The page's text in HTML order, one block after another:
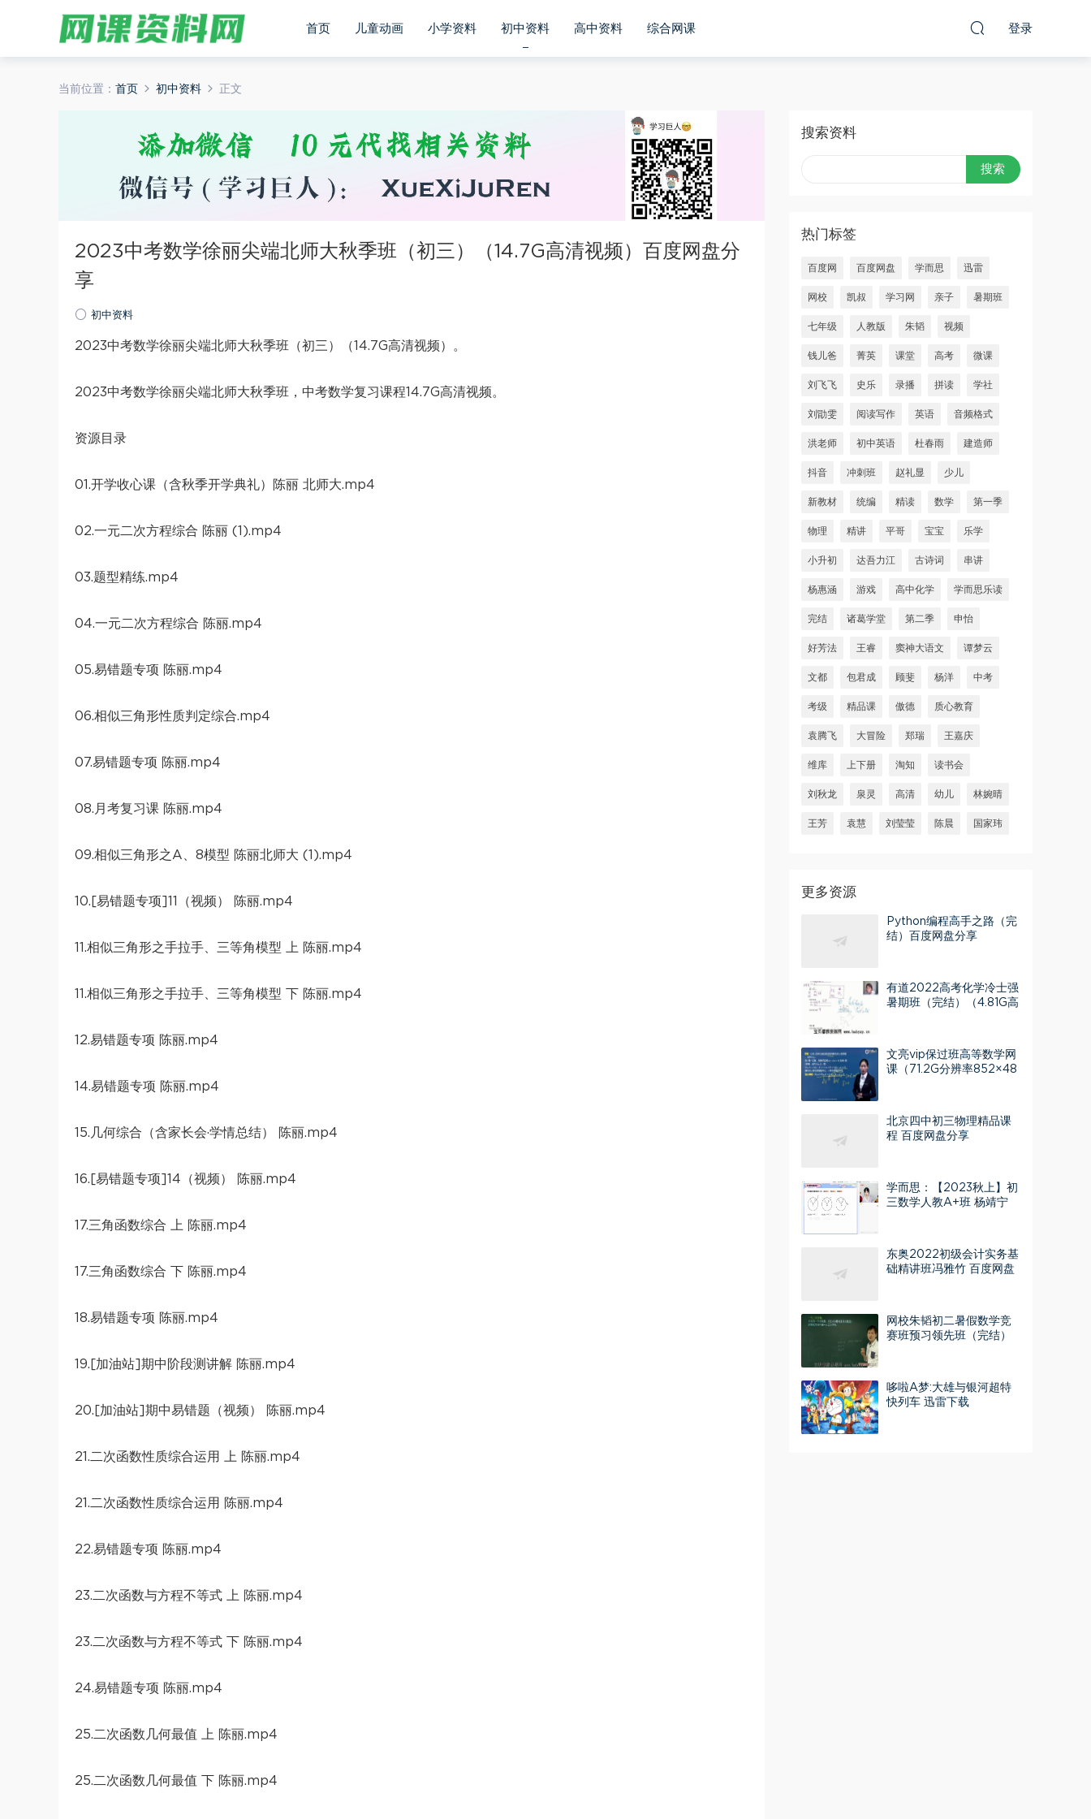
首页 儿童动画 小学资料 初中资料 高中资料 综合网课 登录
当前位置： 首页 初中资料 正文
2023中考数学徐丽尖端北师大秋季班（初三）（14.7G高清视频）百度网盘分
享
初中资料
2023中考数学徐丽尖端北师大秋季班（初三）（14.7G高清视频）。
2023中考数学徐丽尖端北师大秋季班，中考数学复习课程14.7G高清视频。
资源目录
01.开学收心课（含秋季开学典礼）陈丽 北师大.mp4
02.一元二次方程综合 陈丽 (1).mp4
03.题型精练.mp4
04.一元二次方程综合 陈丽.mp4
05.易错题专项 陈丽.mp4
06.相似三角形性质判定综合.mp4
07.易错题专项 陈丽.mp4
08.月考复习课 陈丽.mp4
09.相似三角形之A、8模型 陈丽北师大 (1).mp4
10.[易错题专项]11（视频） 陈丽.mp4
11.相似三角形之手拉手、三等角模型 上 陈丽.mp4
11.相似三角形之手拉手、三等角模型 下 陈丽.mp4
12.易错题专项 陈丽.mp4
14.易错题专项 陈丽.mp4
15.几何综合（含家长会·学情总结） 陈丽.mp4
16.[易错题专项]14（视频） 陈丽.mp4
17.三角函数综合 上 陈丽.mp4
17.三角函数综合 下 陈丽.mp4
18.易错题专项 陈丽.mp4
19.[加油站]期中阶段测讲解 陈丽.mp4
20.[加油站]期中易错题（视频） 陈丽.mp4
21.二次函数性质综合运用 上 陈丽.mp4
21.二次函数性质综合运用 陈丽.mp4
22.易错题专项 陈丽.mp4
23.二次函数与方程不等式 上 陈丽.mp4
23.二次函数与方程不等式 下 陈丽.mp4
24.易错题专项 陈丽.mp4
25.二次函数几何最值 上 陈丽.mp4
25.二次函数几何最值 下 陈丽.mp4
搜索资料
热门标签
百度网 百度网盘 学而思 迅雷
网校 凯叔 学习网 亲子 暑期班
七年级 人教版 朱韬 视频
钱儿爸 菁英 课堂 高考 微课
刘飞飞 史乐 录播 拼读 学社
刘勖雯 阅读写作 英语 音频格式
洪老师 初中英语 杜春雨 建造师
抖音 冲刺班 赵礼显 少儿
新教材 统编 精读 数学 第一季
物理 精讲 平哥 宝宝 乐学
小升初 达吾力江 古诗词 串讲
杨惠涵 游戏 高中化学 学而思乐读
完结 诸葛学堂 第二季 申怡
好芳法 王睿 窦神大语文 谭梦云
文都 包君成 顾斐 杨洋 中考
考级 精品课 傲德 质心教育
袁腾飞 大冒险 郑瑞 王嘉庆
维库 上下册 淘知 读书会
刘秋龙 泉灵 高清 幼儿 林婉晴
王芳 袁慧 刘莹莹 陈晨 国家玮
更多资源
Python编程高手之路（完
结）百度网盘分享
有道2022高考化学冷士强
暑期班（完结）（4.81G高
文亮vip保过班高等数学网
课（71.2G分辨率852×48
北京四中初三物理精品课
程 百度网盘分享
学而思：【2023秋上】初
三数学人教A+班 杨靖宁
东奥2022初级会计实务基
础精讲班冯雅竹 百度网盘
网校朱韬初二暑假数学竞
赛班预习领先班（完结）
哆啦A梦:大雄与银河超特
快列车 迅雷下载